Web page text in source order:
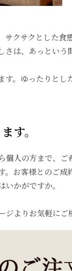
サクサクとした食
さは、あっという
す。ゆったりと
す。
個人の方まで、
。お客様とのご成
かがですか。
ジよりお気軽にご